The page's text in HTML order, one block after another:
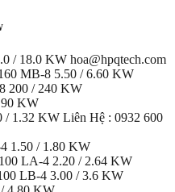
/ 18.0 KW hoa@hpqtech.com
MB-8 5.50 / 6.60 KW
200 / 240 KW
KW
1.32 KW Liên Hệ : 0932 600
1.50 / 1.80 KW
LA-4 2.20 / 2.64 KW
LB-4 3.00 / 3.6 KW